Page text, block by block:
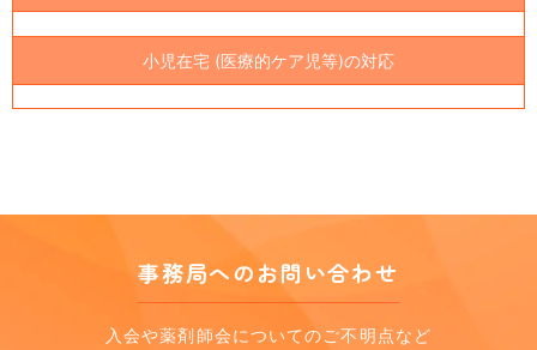
小児在宅 (医療的ケア児等)の対応
事務局へのお問い合わせ
入会や薬剤師会についてのご不明点など